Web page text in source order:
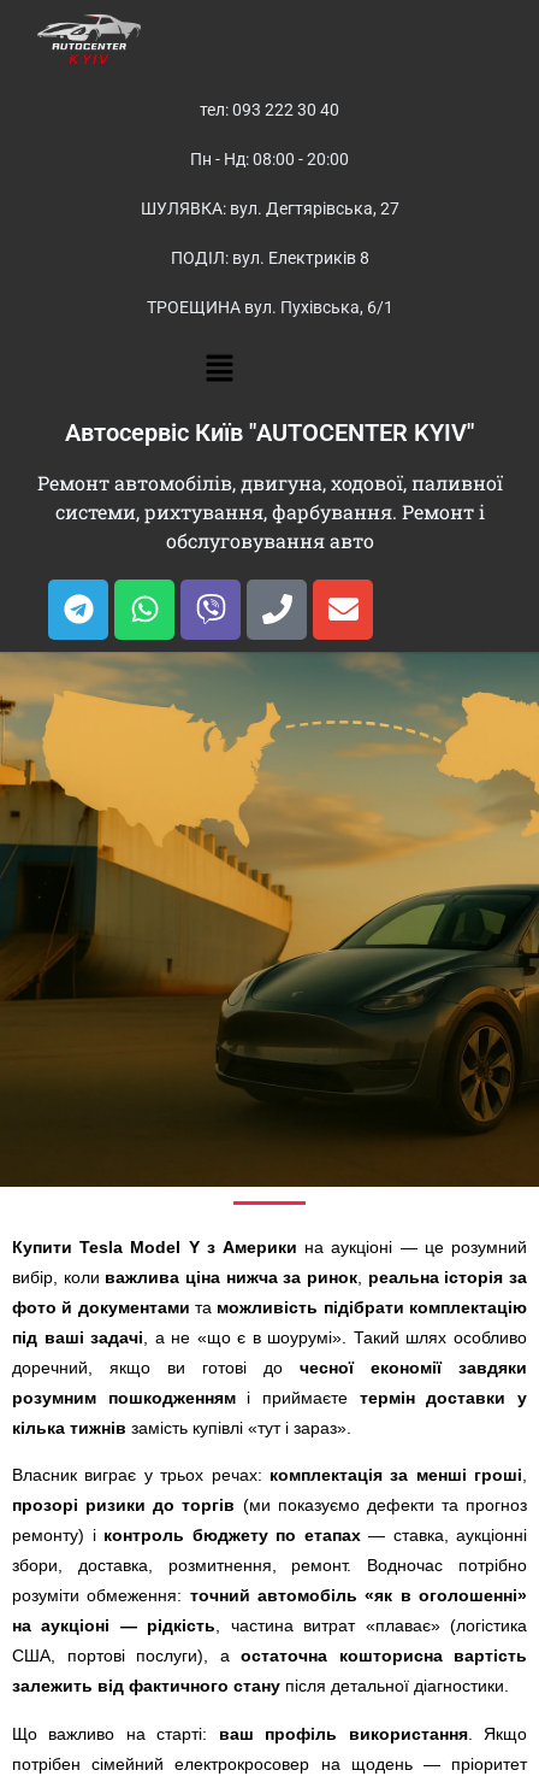
тел: 093 222 30 40
Пн - Нд: 08:00 - 20:00
ШУЛЯВКА: вул. Дегтярівська, 27
ПОДІЛ: вул. Електриків 8
ТРОЕЩИНА вул. Пухівська, 6/1
Автосервіс Київ "AUTOCENTER KYIV"
Ремонт автомобілів, двигуна, ходової, паливної
системи, рихтування, фарбування. Ремонт і
обслуговування авто
Купити Tesla Model Y з Америки на аукціоні — це розумний
вибір, коли важлива ціна нижча за ринок
реальна історія за
фото й документами та можливість підібрати комплектацію
під ваші задачі , а не «що є в шоурумі». Такий шлях особливо
доречний, якщо ви готові до чесної економії завдяки
розумним пошкодженнямі приймаєте термін доставки у
кілька тижнів замість купівлі «тут і зараз».
Власник виграє у трьох речах: комплектація за менші гроші,
прозорі ризики до торгів (ми показуємо дефекти та прогноз
ремонту) і контроль бюджету по етапах— ставка, аукціонні
збори, доставка, розмитнення, ремонт. Водночас потрібно
розуміти обмеження: точний автомобіль «як в оголошенні»
на аукціоні — рідкість, частина витрат «плаває» (логістика
США, портові послуги), а остаточна кошторисна вартість
залежить від фактичного стану після детальної діагностики.
Що важливо на старті: ваш профіль використання. Якщо
потрібен сімейний електрокросовер на щодень — пріоритет